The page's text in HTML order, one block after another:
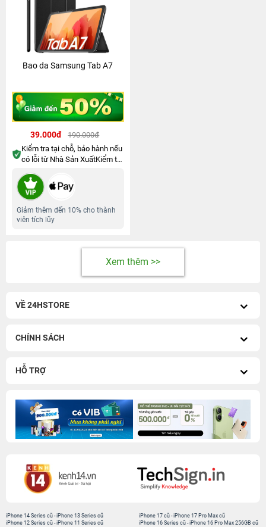
Bao da Samsung Tab A7
39.000đ
190.000đ
Kiểm tra tại chỗ, bảo hành nếu
có lỗi từ Nhà Sản XuấtKiểm tra
Nhà Sản Xuất
Giảm thêm đến 10% cho thành
viên tích lũy
Xem thêm >>
VỀ 24HSTORE
CHÍNH SÁCH
HỖ TRỢ
iPhone 14 Series cũ -iPhone 13 Series cũ
iPhone 12 Series cũ -iPhone 11 Series cũ
iPhone 17 cũ -iPhone 17 Pro Max cũ
iPhone 16 Series cũ - iPhone 16 Pro Max 256GB cũ